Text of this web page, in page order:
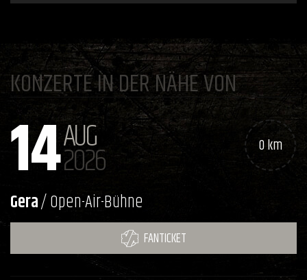
KONZERTE IN DER NÄHE VON
14AUG
2026 0 km
Gera/ Open-Air-Bühne
FANTICKET